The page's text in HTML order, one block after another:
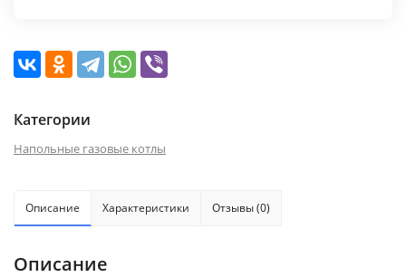
Категории
Напольные газовые котлы
Описание Характеристики Отзывы (0)
Описание